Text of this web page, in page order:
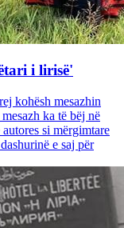
i lirisë'
kohësh mesazhin
ka të bëj në
si mërgimtare
e saj për